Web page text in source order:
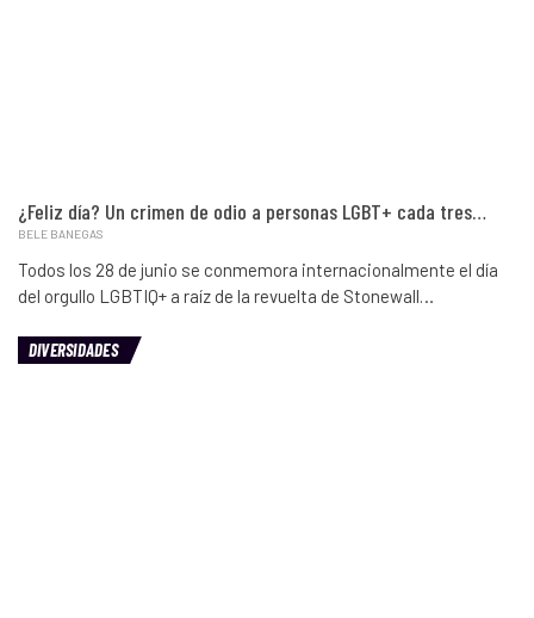
¿Feliz día? Un crimen de odio a personas LGBT+ cada tres…
BELE BANEGAS
Todos los 28 de junio se conmemora internacionalmente el día
del orgullo LGBTIQ+ a raíz de la revuelta de Stonewall…
DIVERSIDADES